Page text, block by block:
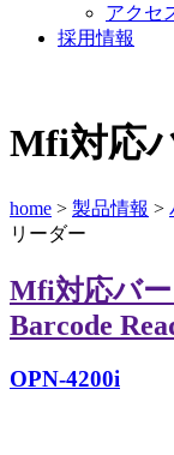
アクセ
採用情報
Mfi対応
home > 製品情報 >
リーダー
Mfi対応バ
Barcode
OPN-4200i